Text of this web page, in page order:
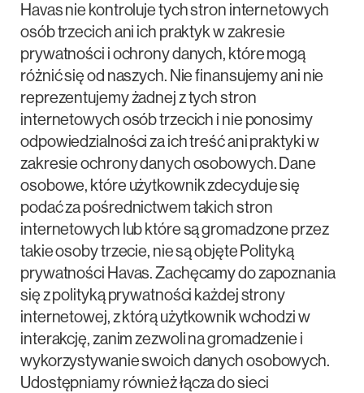
Havas nie kontroluje tych stron internetowych
osób trzecich ani ich praktyk w zakresie
prywatności i ochrony danych, które mogą
różnić się od naszych. Nie finansujemy ani nie
reprezentujemy żadnej z tych stron
internetowych osób trzecich i nie ponosimy
odpowiedzialności za ich treść ani praktyki w
zakresie ochrony danych osobowych. Dane
osobowe, które użytkownik zdecyduje się
podać za pośrednictwem takich stron
internetowych lub które są gromadzone przez
takie osoby trzecie, nie są objęte Polityką
prywatności Havas. Zachęcamy do zapoznania
się z polityką prywatności każdej strony
internetowej, z którą użytkownik wchodzi w
interakcję, zanim zezwoli na gromadzenie i
wykorzystywanie swoich danych osobowych.
Udostępniamy również łącza do sieci